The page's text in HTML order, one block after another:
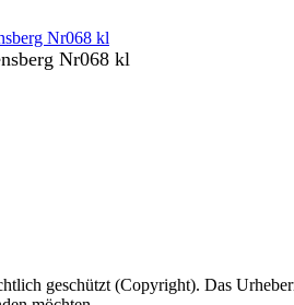
Nr068 kl
geschützt (Copyright). Das